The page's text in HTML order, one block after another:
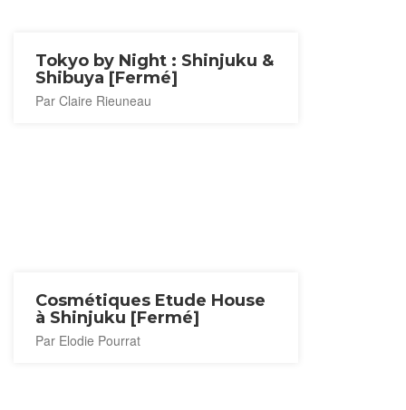
Tokyo by Night : Shinjuku &
Shibuya [Fermé]
Par Claire Rieuneau
Cosmétiques Etude House
à Shinjuku [Fermé]
Par Elodie Pourrat